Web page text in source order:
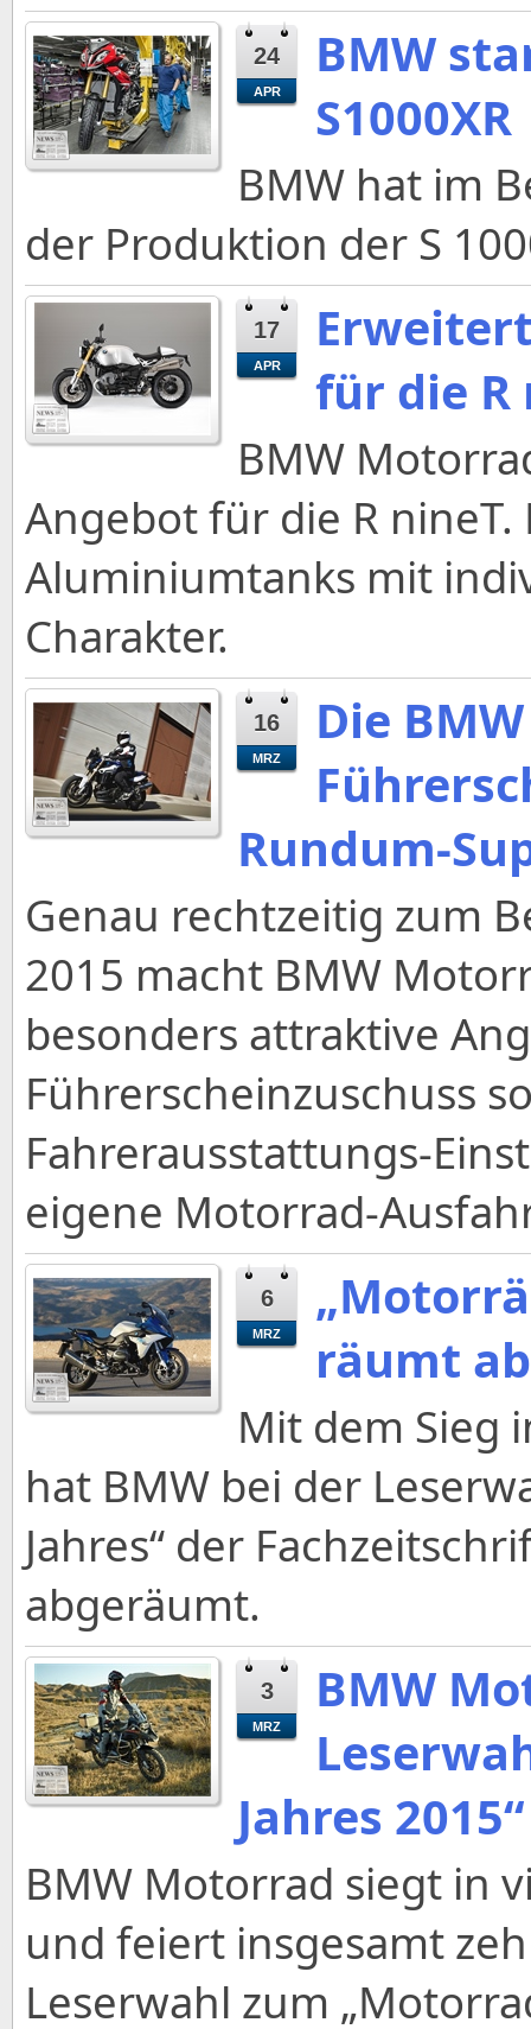
24
APR
BMW
S1000XR
BMW hat im
der Produktion der S
17
APR
für die R
BMW
Angebot für die R
Aluminiumtanks mit
Charakter.
16
MRZ
Die
Rundum-
Genau rechtzeitig zum
2015 macht BMW
besonders attraktive
Führerscheinzuschuss
Fahrerausstattungs-
eigene Motorrad-
6
MRZ
räumt ab
Mit dem Sieg
hat BMW bei der
Jahres“ der
abgeräumt.
3
MRZ
BMW
Jahres
BMW Motorrad siegt in
und feiert insgesamt
Leserwahl zum